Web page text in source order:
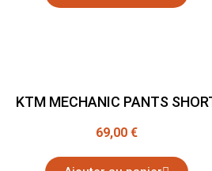
KTM MECHANIC PANTS
69,00 €